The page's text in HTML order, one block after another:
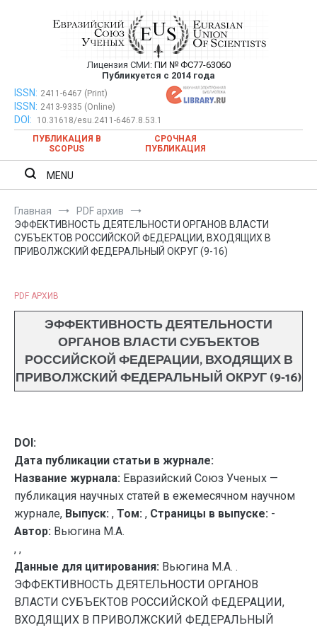
Евразийский Союз Ученых —
публикация научных статей в
ежемесячном научном журнале
Лицензия СМИ: ПИ № ФС77-63060
Публикуется с 2014 года
Евразийский Союз Ученых — публикация научных статей в
ежемесячном научном журнале
ISSN: 2411-6467 (Print)
ISSN: 2413-9335 (Online)
DOI:
10.31618/esu.2411-6467.8.53.1
ПУБЛИКАЦИЯ В
SCOPUS
СРОЧНАЯ
ПУБЛИКАЦИЯ
MENU
Главная
PDF архив
ЭФФЕКТИВНОСТЬ ДЕЯТЕЛЬНОСТИ ОРГАНОВ ВЛАСТИ
СУБЪЕКТОВ РОССИЙСКОЙ ФЕДЕРАЦИИ, ВХОДЯЩИХ В
ПРИВОЛЖСКИЙ ФЕДЕРАЛЬНЫЙ ОКРУГ (9-16)
PDF АРХИВ
ЭФФЕКТИВНОСТЬ ДЕЯТЕЛЬНОСТИ
ОРГАНОВ ВЛАСТИ СУБЪЕКТОВ
РОССИЙСКОЙ ФЕДЕРАЦИИ, ВХОДЯЩИХ В
ПРИВОЛЖСКИЙ ФЕДЕРАЛЬНЫЙ ОКРУГ (9-16)
DOI:
Дата публикации статьи в журнале:
Название журнала: Евразийский Союз Ученых —
публикация научных статей в ежемесячном научном
журнале, Выпуск: , Том: , Страницы в выпуске: -
Автор: Вьюгина М.А.
, ,
Данные для цитирования: Вьюгина М.А. .
ЭФФЕКТИВНОСТЬ ДЕЯТЕЛЬНОСТИ ОРГАНОВ
ВЛАСТИ СУБЪЕКТОВ РОССИЙСКОЙ ФЕДЕРАЦИИ,
ВХОДЯЩИХ В ПРИВОЛЖСКИЙ ФЕДЕРАЛЬНЫЙ